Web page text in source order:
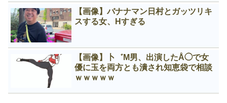
【画像】バナナマン日村とガッツリキ
スする女、Нすぎる
【画像】卜゛M男、出演したÅ◯で女
優に玉を両方とも潰され知恵袋で相談
ｗｗｗｗｗ